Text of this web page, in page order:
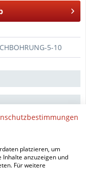
5-10
aus...
platzieren, um
Inhalte anzuzeigen und
Für weitere